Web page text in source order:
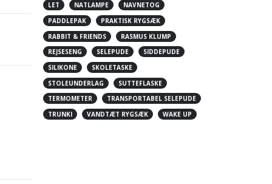
LET
NATLAMPE
NAVNETOG
PADDLEPAK
PRAKTISK RYGSÆK
RABBIT & FRIENDS
RASMUS KLUMP
REJSESENG
SELEPUDE
SIDDEPUDE
SILIKONE
SKOLETASKE
STOLEUNDERLAG
SUTTEFLASKE
TERMOMETER
TRANSPORTABEL SELEPUDE
TRUNKI
VANDTÆT RYGSÆK WAKE UP